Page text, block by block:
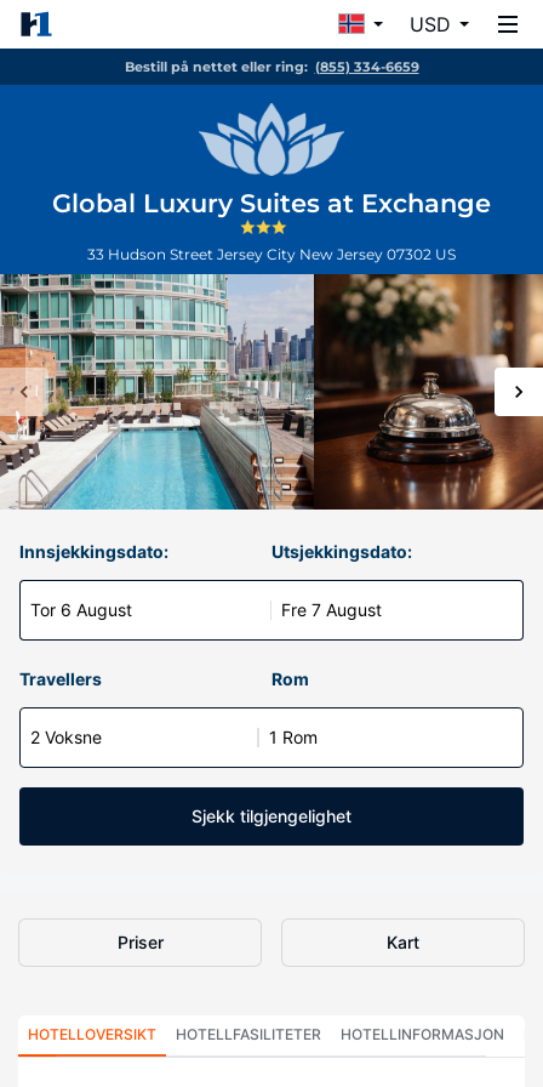
USD
Bestill på nettet eller ring: (855) 334-6659
Global Luxury Suites at Exchange
33 Hudson Street Jersey City New Jersey 07302 US
Innsjekkingsdato:
Tor 6 August
Utsjekkingsdato:
Fre 7 August
Travellers Rom
2 Voksne 1 Rom
Sjekk tilgjengelighet
Priser Kart
HOTELLOVERSIKT HOTELLFASILITETER HOTELLINFORMASJON